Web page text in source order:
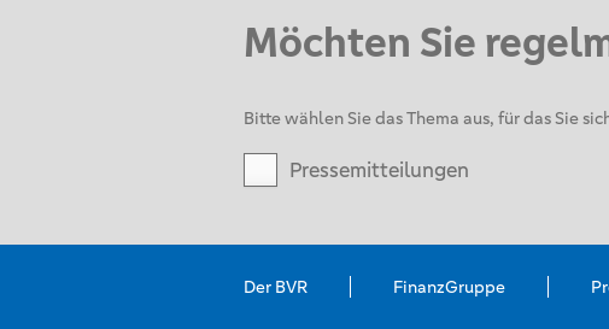
Möchten Sie
Bitte wählen Sie das Thema aus, für das Sie
Pressemitteilungen
Der BVR FinanzGruppe